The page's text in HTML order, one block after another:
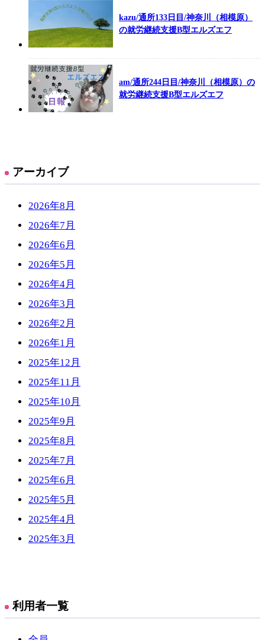
kazu/通所133日目/神奈川（相模原）
の就労継続支援B型エルズエフ
am/通所244日目/神奈川（相模原）の
就労継続支援B型エルズエフ
アーカイブ
2026年8月
2026年7月
2026年6月
2026年5月
2026年4月
2026年3月
2026年2月
2026年1月
2025年12月
2025年11月
2025年10月
2025年9月
2025年8月
2025年7月
2025年6月
2025年5月
2025年4月
2025年3月
利用者一覧